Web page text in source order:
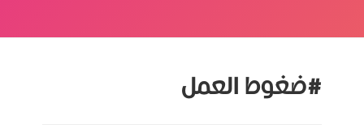
#ضغوط العمل